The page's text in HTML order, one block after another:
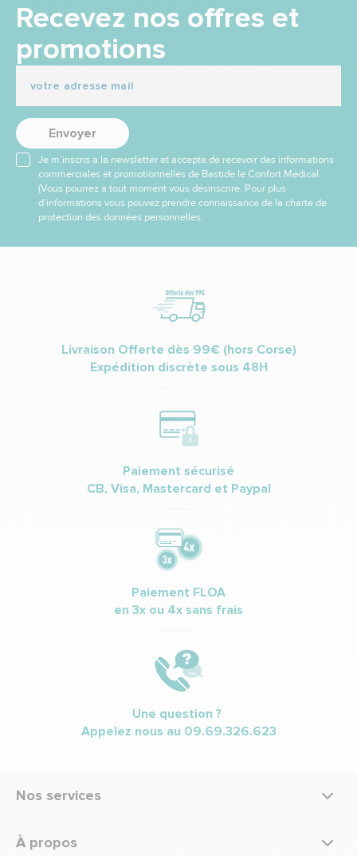
Recevez nos offres et
promotions
Envoyer
Je m’inscris à la newsletter et accepte de recevoir des informations
commerciales et promotionnelles de Bastide le Confort Médical.
(Vous pourrez à tout moment vous désinscrire. Pour plus
d’informations vous pouvez prendre connaissance de la charte de
protection des données personnelles.
Livraison Offerte dès 99€ (hors Corse)
Expédition discrète sous 48H
Paiement sécurisé
CB, Visa, Mastercard et Paypal
Paiement FLOA
en 3x ou 4x sans frais
Une question ?
Appelez nous au 09.69.326.623
Nos services
À propos